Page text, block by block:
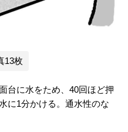
13枚
台に水をため、40回ほど押
に1分かける。通水性のな